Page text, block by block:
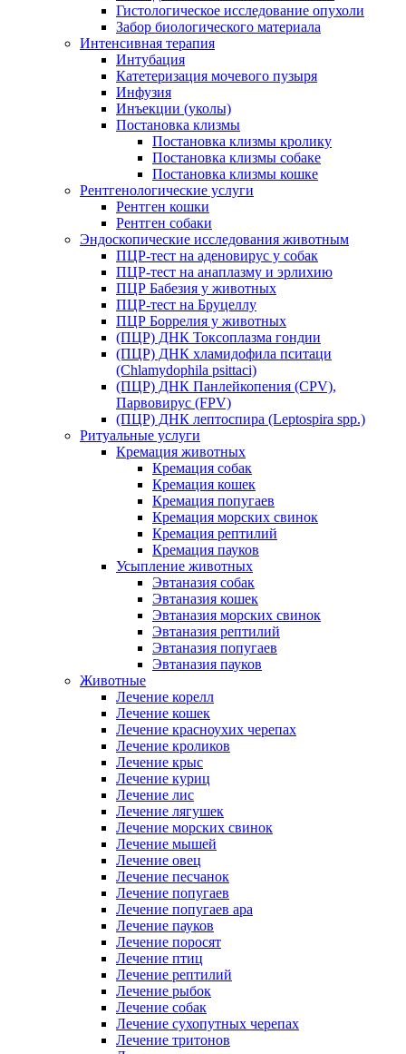
Гистологическое исследование опухоли
Забор биологического материала
Интенсивная терапия
Интубация
Катетеризация мочевого пузыря
Инфузия
Инъекции (уколы)
Постановка клизмы
Постановка клизмы кролику
Постановка клизмы собаке
Постановка клизмы кошке
Рентгенологические услуги
Рентген кошки
Рентген собаки
Эндоскопические исследования животным
ПЦР-тест на аденовирус у собак
ПЦР-тест на анаплазму и эрлихию
ПЦР Бабезия у животных
ПЦР-тест на Бруцеллу
ПЦР Боррелия у животных
(ПЦР) ДНК Токсоплазма гондии
(ПЦР) ДНК хламидофила пситаци
(Chlamydophila psittaci)
(ПЦР) ДНК Панлейкопения (CPV),
Парвовирус (FPV)
(ПЦР) ДНК лептоспира (Leptospira spp.)
Ритуальные услуги
Кремация животных
Кремация собак
Кремация кошек
Кремация попугаев
Кремация морских свинок
Кремация рептилий
Кремация пауков
Усыпление животных
Эвтаназия собак
Эвтаназия кошек
Эвтаназия морских свинок
Эвтаназия рептилий
Эвтаназия попугаев
Эвтаназия пауков
Животные
Лечение корелл
Лечение кошек
Лечение красноухих черепах
Лечение кроликов
Лечение крыс
Лечение куриц
Лечение лис
Лечение лягушек
Лечение морских свинок
Лечение мышей
Лечение овец
Лечение песчанок
Лечение попугаев
Лечение попугаев ара
Лечение пауков
Лечение поросят
Лечение птиц
Лечение рептилий
Лечение рыбок
Лечение собак
Лечение сухопутных черепах
Лечение тритонов